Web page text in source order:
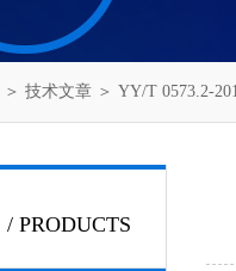
＞ 技术文章 ＞ YY/T 0573.2-
/ PRODUCTS